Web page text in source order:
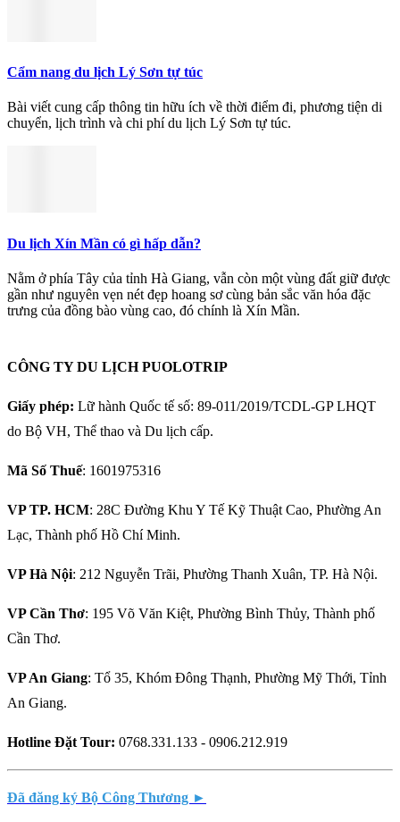
Cẩm nang du lịch Lý Sơn tự túc
Bài viết cung cấp thông tin hữu ích về thời điểm đi, phương tiện di
chuyển, lịch trình và chi phí du lịch Lý Sơn tự túc.
Du lịch Xín Mần có gì hấp dẫn?
Nằm ở phía Tây của tỉnh Hà Giang, vẫn còn một vùng đất giữ được
gần như nguyên vẹn nét đẹp hoang sơ cùng bản sắc văn hóa đặc
trưng của đồng bào vùng cao, đó chính là Xín Mần.
CÔNG TY DU LỊCH PUOLOTRIP
Giấy phép: Lữ hành Quốc tế số: 89-011/2019/TCDL-GP LHQT
do Bộ VH, Thể thao và Du lịch cấp.
Mã Số Thuế: 1601975316
VP TP. HCM: 28C Đường Khu Y Tế Kỹ Thuật Cao, Phường An
Lạc, Thành phố Hồ Chí Minh.
VP Hà Nội: 212 Nguyễn Trãi, Phường Thanh Xuân, TP. Hà Nội.
VP Cần Thơ: 195 Võ Văn Kiệt, Phường Bình Thủy, Thành phố
Cần Thơ.
VP An Giang: Tổ 35, Khóm Đông Thạnh, Phường Mỹ Thới, Tỉnh
An Giang.
Hotline Đặt Tour: 0768.331.133 - 0906.212.919
Đã đăng ký Bộ Công Thương ►